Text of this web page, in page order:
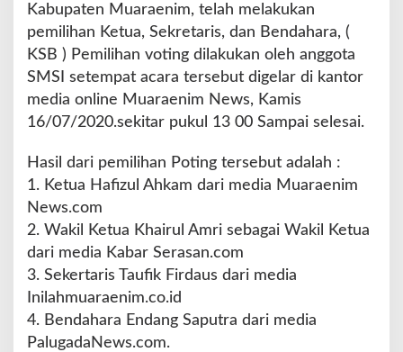
a
m
a
t
a
T
e
i
l
n
y
a
Kabupaten Muaraenim, telah melakukan
pemilihan Ketua, Sekretaris, dan Bendahara, (
KSB ) Pemilihan voting dilakukan oleh anggota
SMSI setempat acara tersebut digelar di kantor
media online Muaraenim News, Kamis
16/07/2020.sekitar pukul 13 00 Sampai selesai.
Hasil dari pemilihan Poting tersebut adalah :
1. Ketua Hafizul Ahkam dari media Muaraenim
News.com
2. Wakil Ketua Khairul Amri sebagai Wakil Ketua
dari media Kabar Serasan.com
3. Sekertaris Taufik Firdaus dari media
Inilahmuaraenim.co.id
4. Bendahara Endang Saputra dari media
PalugadaNews.com.